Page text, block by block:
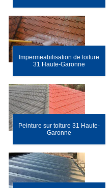
Impermeabilisation de toiture
31 Haute-Garonne
Peinture sur toiture 31 Haute-
Garonne